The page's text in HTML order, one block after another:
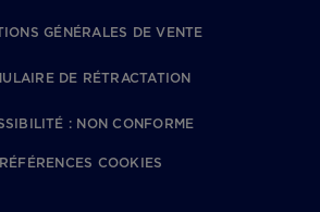
GÉNÉRALES DE VENTE
DE RÉTRACTATION
: NON CONFORME
COOKIES